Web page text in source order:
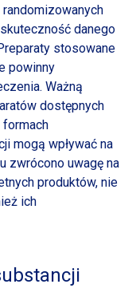
danego
stosowane
powinny
Ważną
dostępnych
formach
mogą wpływać na
zwrócono uwagę na
produktów, nie
ich